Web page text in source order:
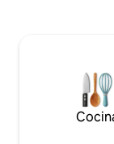
están incluidos
alojamiento. ¡Esperamos su visita y
estaremos